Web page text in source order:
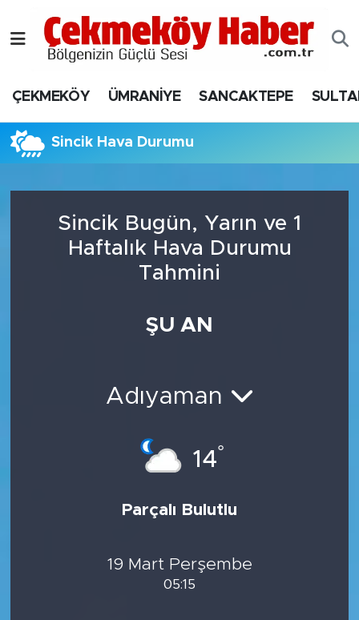
ÇEKMEKÖY ÜMRANİYE SANCAKTEPE
Sincik Hava Durumu
Sincik Bugün, Yarın ve 1
Haftalık Hava Durumu
Tahmini
ŞU AN
Adıyaman
14°
Parçalı Bulutlu
19 Mart Perşembe
05:15
Nöbetçi Eczaneler
Hava Durumu
Namaz Vakitleri
Süper Lig Puan Durumu ve Fikstür
Tüm Manşetler